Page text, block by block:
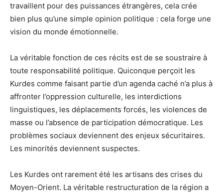
travaillent pour des puissances étrangères, cela crée
bien plus qu’une simple opinion politique : cela forge une
vision du monde émotionnelle.
La véritable fonction de ces récits est de se soustraire à
toute responsabilité politique. Quiconque perçoit les
Kurdes comme faisant partie d’un agenda caché n’a plus à
affronter l’oppression culturelle, les interdictions
linguistiques, les déplacements forcés, les violences de
masse ou l’absence de participation démocratique. Les
problèmes sociaux deviennent des enjeux sécuritaires.
Les minorités deviennent suspectes.
Les Kurdes ont rarement été les artisans des crises du
Moyen-Orient. La véritable restructuration de la région a